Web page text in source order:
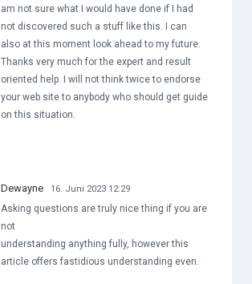
am not sure what I would have done if I had
not discovered such a stuff like this. I can
also at this moment look ahead to my future.
Thanks very much for the expert and result
oriented help. I will not think twice to endorse
your web site to anybody who should get guide
on this situation.
Dewayne 16. Juni 2023 12:29
Asking questions are truly nice thing if you are
not
understanding anything fully, however this
article offers fastidious understanding even.